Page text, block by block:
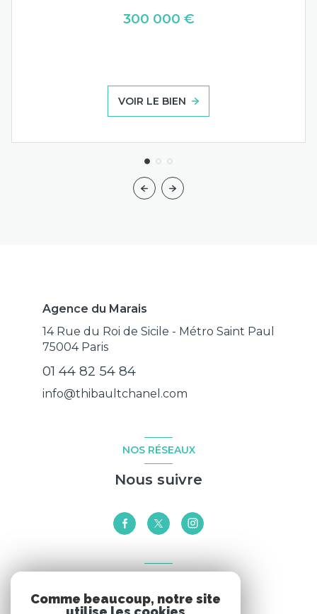
300 000 €
VOIR LE BIEN
Agence du Marais
14 Rue du Roi de Sicile - Métro Saint Paul
75004 Paris
01 44 82 54 84
info@thibaultchanel.com
NOS RÉSEAUX
Nous suivre
Espace propriétaire
Comme beaucoup, notre site